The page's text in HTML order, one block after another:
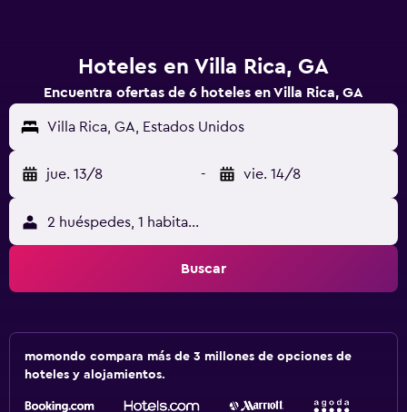
Hoteles en Villa Rica, GA
Encuentra ofertas de 6 hoteles en Villa Rica, GA
Villa Rica, GA, Estados Unidos
jue. 13/8 - vie. 14/8
2 huéspedes, 1 habitación
Buscar
momondo compara más de 3 millones de opciones de
hoteles y alojamientos.